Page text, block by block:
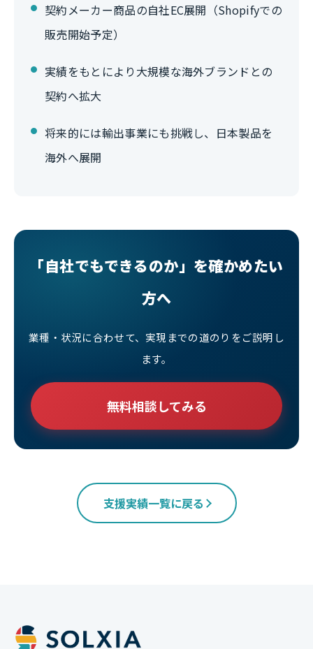
契約メーカー商品の自社EC展開（Shopifyでの
販売開始予定）
実績をもとにより大規模な海外ブランドとの
契約へ拡大
将来的には輸出事業にも挑戦し、日本製品を
海外へ展開
「自社でもできるのか」を確かめたい
方へ
業種・状況に合わせて、実現までの道のりをご説明し
ます。
無料相談してみる
支援実績一覧に戻る